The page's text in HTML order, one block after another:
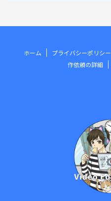
ホーム プライバシーポリシー
作依頼の詳細